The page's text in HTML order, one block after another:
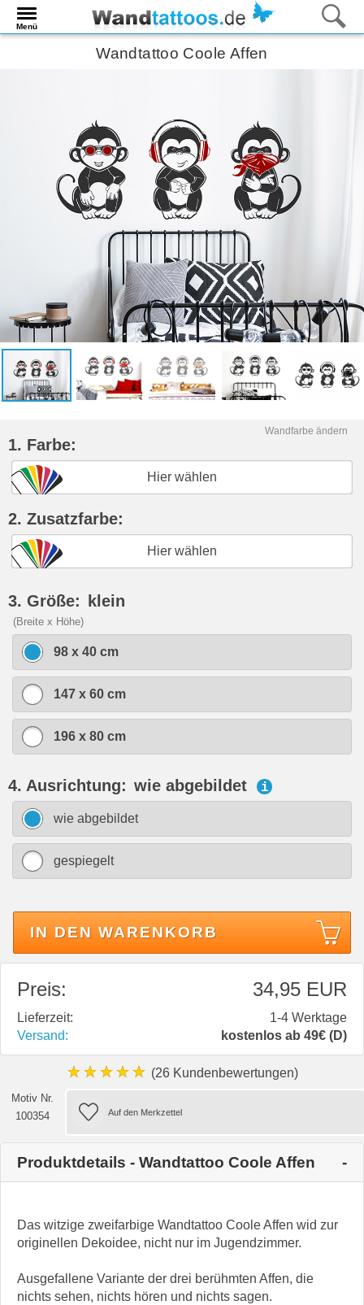
Menü
Wandtattoo Coole Affen
Wandfarbe ändern
1. Farbe:
Hier wählen
2. Zusatzfarbe:
Hier wählen
3. Größe: klein
(Breite x Höhe)
98 x 40 cm
147 x 60 cm
196 x 80 cm
4. Ausrichtung: wie abgebildet i
wie abgebildet
gespiegelt
IN DEN WARENKORB
Preis: 34,95 EUR
Lieferzeit:
1-4 Werktage
Versand:
kostenlos ab 49€ (D)
★★★★★ (26 Kundenbewertungen)
Motiv Nr.
100354
Produktdetails - Wandtattoo Coole Affen
Das witzige zweifarbige Wandtattoo Coole Affen wid zur
originellen Dekoidee, nicht nur im Jugendzimmer.
Ausgefallene Variante der drei berühmten Affen, die
nichts sehen, nichts hören und nichts sagen.